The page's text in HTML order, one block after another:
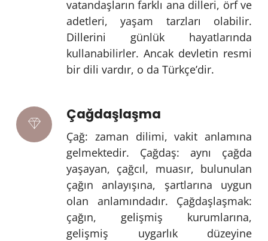
vatandaşların farklı ana dilleri, örf ve
adetleri, yaşam tarzları olabilir.
Dillerini günlük hayatlarında
kullanabilirler. Ancak devletin resmi
bir dili vardır, o da Türkçe’dir.
Çağdaşlaşma
Çağ: zaman dilimi, vakit anlamına
gelmektedir. Çağdaş: aynı çağda
yaşayan, çağcıl, muasır, bulunulan
çağın anlayışına, şartlarına uygun
olan anlamındadır. Çağdaşlaşmak:
çağın, gelişmiş kurumlarına,
gelişmiş uygarlık düzeyine